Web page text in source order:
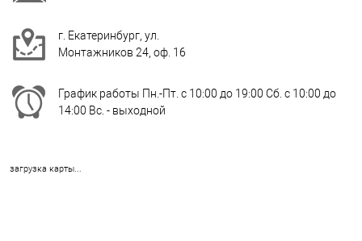
г. Екатеринбург, ул.
Монтажников 24, оф. 16
График работы Пн.-Пт. с 10:00 до 19:00 Сб. с 10:00 до
14:00 Вс. - выходной
загрузка карты...